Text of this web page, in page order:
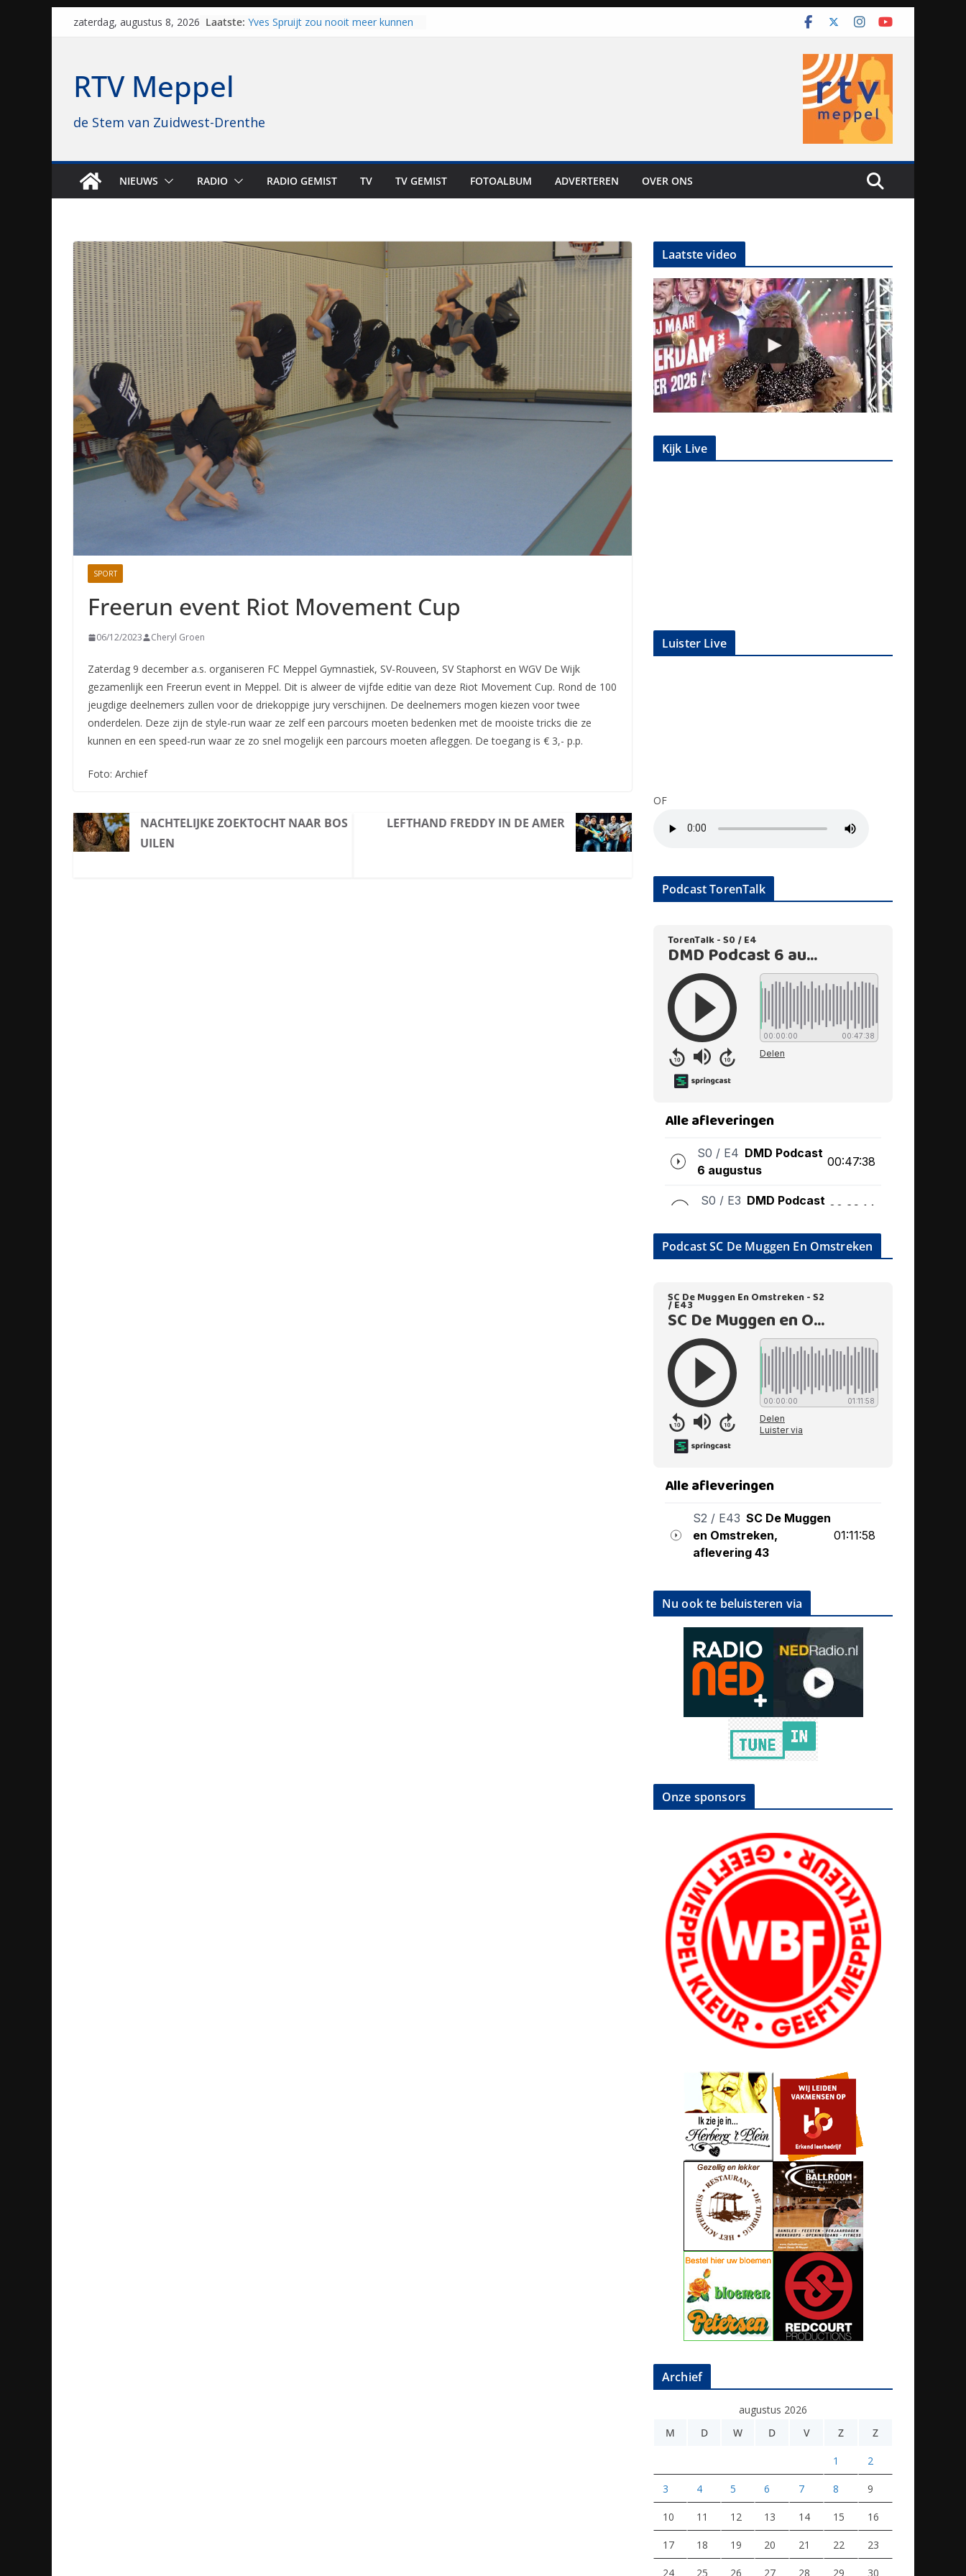
zaterdag, augustus 8, 2026 Laatste: Yves Spruijt zou nooit meer kunnen
bijna 1.000 zonnepanelen in gebruik
Hoogeveen over: “Dit is altijd een
topbioscoop geweest”
RTV Meppel
de Stem van Zuidwest-Drenthe
NIEUWS RADIO RADIO GEMIST TV TV GEMIST FOTOALBUM ADVERTEREN OVER ONS
SPORT
Freerun event Riot Movement Cup
06/12/2023 Cheryl Groen
Zaterdag 9 december a.s. organiseren FC Meppel Gymnastiek, SV-Rouveen, SV Staphorst en WGV De Wijk
gezamenlijk een Freerun event in Meppel. Dit is alweer de vijfde editie van deze Riot Movement Cup. Rond de 100
jeugdige deelnemers zullen voor de driekoppige jury verschijnen. De deelnemers mogen kiezen voor twee
onderdelen. Deze zijn de style-run waar ze zelf een parcours moeten bedenken met de mooiste tricks die ze
kunnen en een speed-run waar ze zo snel mogelijk een parcours moeten afleggen. De toegang is € 3,- p.p.
Foto: Archief
NACHTELIJKE ZOEKTOCHT NAAR BOS
UILEN
LEFTHAND FREDDY IN DE AMER
Laatste video
Kijk Live
Luister Live
OF
Podcast TorenTalk
Podcast SC De Muggen En Omstreken
Nu ook te beluisteren via
Onze sponsors
Archief
augustus 2026
M
D W D V Z Z
1 2
3 4 5 6 7 8 9
10 11 12 13 14 15 16
17 18 19 20 21 22 23
24 25 26 27 28 29 30